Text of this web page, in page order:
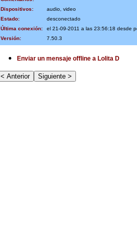
Dispositivos:
audio, video
Estado:
desconectado
Última conexión:
el 21-09-2011 a las 23:56:18 desde
Versión:
7.50.3
Enviar un mensaje offline a Lolita D